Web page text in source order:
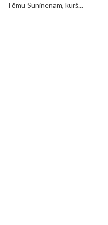
Tēmu Suninenam, kurš...